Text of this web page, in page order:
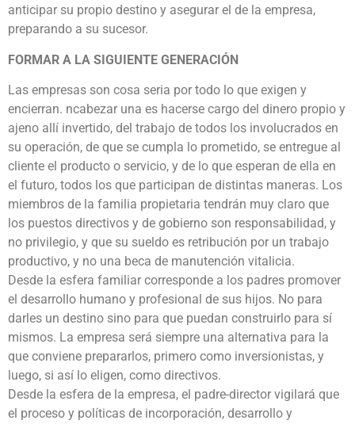
anticipar su propio destino y asegurar el de la empresa,
preparando a su sucesor.
FORMAR A LA SIGUIENTE GENERACIÓN
Las empresas son cosa seria por todo lo que exigen y
encierran. ncabezar una es hacerse cargo del dinero propio y
ajeno allí invertido, del trabajo de todos los involucrados en
su operación, de que se cumpla lo prometido, se entregue al
cliente el producto o servicio, y de lo que esperan de ella en
el futuro, todos los que participan de distintas maneras. Los
miembros de la familia propietaria tendrán muy claro que
los puestos directivos y de gobierno son responsabilidad, y
no privilegio, y que su sueldo es retribución por un trabajo
productivo, y no una beca de manutención vitalicia.
Desde la esfera familiar corresponde a los padres promover
el desarrollo humano y profesional de sus hijos. No para
darles un destino sino para que puedan construirlo para sí
mismos. La empresa será siempre una alternativa para la
que conviene prepararlos, primero como inversionistas, y
luego, si así lo eligen, como directivos.
Desde la esfera de la empresa, el padre-director vigilará que
el proceso y políticas de incorporación, desarrollo y